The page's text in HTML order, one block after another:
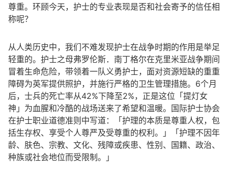
尊重。环顾今天，护士的专业表现是否和社会寄予的信任相
称呢？
从人类历史中，我们不难发现护士在战争时期的作用是举足
轻重的。护士之母弗罗伦斯．南丁格尔在克里米亚战争期间
冒着生命危险，带领着一队义勇护士，面对资源短缺的重重
障碍为英军提供照护，并施行严格的卫生管理措施。6个月
后，士兵的死亡率从42%下降至2%，正是这位「提灯女
神」为血腥和冷酷的战场送来了希望和温暖。国际护士协会
在护士职业道德准则中写道：「护理的本质是尊重人权，包
括生存权、享受个人尊严及受尊重的权利。」「护理不因年
龄、肤色、宗教、文化、残障或疾患、性别、国籍、政治、
种族或社会地位而受限制。」